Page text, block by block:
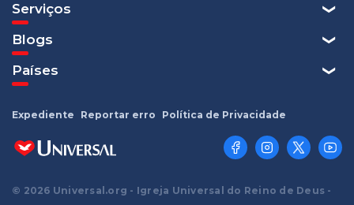
Serviços
Blogs
Países
© 2026 Universal.org - Igreja Universal do Reino de Deus -
Expediente Reportar erro Política de Privacidade